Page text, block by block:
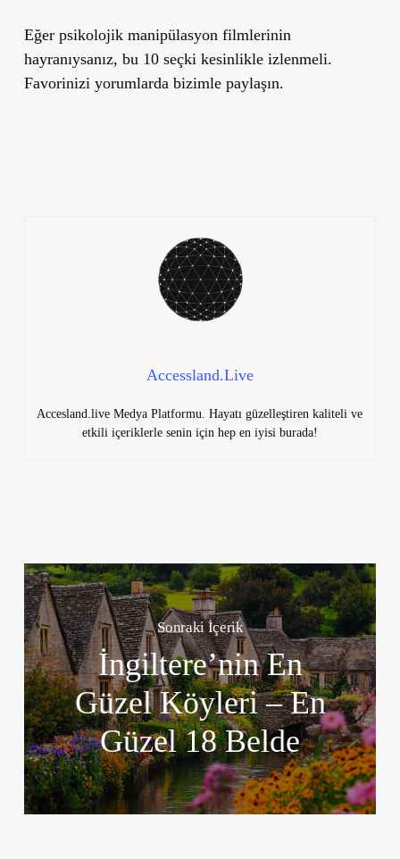
Eğer psikolojik manipülasyon filmlerinin
hayranıysanız, bu 10 seçki kesinlikle izlenmeli.
Favorinizi yorumlarda bizimle paylaşın.
Accessland.Live
Accesland.live Medya Platformu. Hayatı güzelleştiren kaliteli ve
etkili içeriklerle senin için hep en iyisi burada!
Sonraki İçerik
İngiltere’nin En
Güzel Köyleri – En
Güzel 18 Belde